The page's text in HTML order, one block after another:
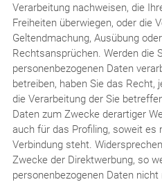
Verarbeitung nachweisen, die
Freiheiten überwiegen, oder die
Geltendmachung, Ausübung
Rechtsansprüchen. Werden die
personenbezogenen Daten
betreiben, haben Sie das Recht,
die Verarbeitung der Sie
Daten zum Zwecke derartiger
auch für das Profiling, soweit es
Verbindung steht.
Zwecke der Direktwerbung, so
personenbezogenen Daten